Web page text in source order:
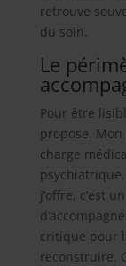
retrouve
du soin.
Le
Pour être
propose.
charge
j’offre, c’est
critique pour
reconstruire.